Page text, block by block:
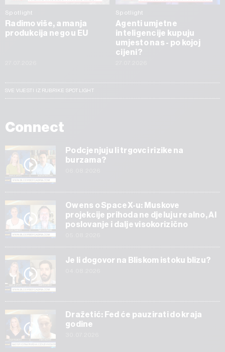
Spotlight
Radimo više, a manja
produkcija nego u EU
Spotlight
Agenti umjetne
inteligencije kupuju
umjesto nas - po kojoj
cijeni?
SVE VIJESTI IZ RUBRIKE SPOTLIGHT
Connect
Podcjenjuju li trgovci rizike na
burzama?
Owens o SpaceX-u: Muskove
projekcije prihoda ne djeluju realno, AI
poslovanje i dalje visokorizično
Je li dogovor na Bliskom istoku blizu?
Dražetić: Fed će pauzirati do kraja
godine